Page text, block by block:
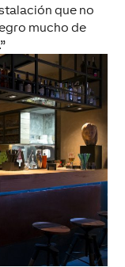
que no
mucho de